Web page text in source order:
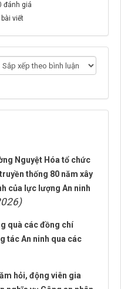
đánh giá
viết
Nguyệt Hóa tổ chức
thống 80 năm xây
của lực lượng An ninh
quà các đồng chí
tác An ninh qua các
hỏi, động viên gia